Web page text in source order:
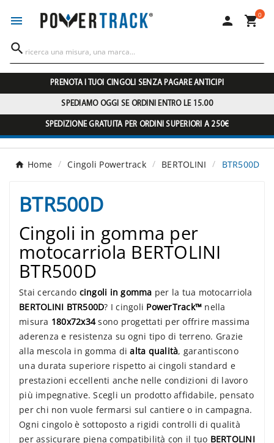
  0

PRENOTA I TUOI CINGOLI SENZA PAGARE ANTICIPI
SPEDIAMO OGGI SE ORDINI ENTRO LE 15.00
SPEDIZIONE GRATUITA PER ORDINI SUPERIORI A 250€
Home Cingoli Powertrack BERTOLINI BTR500D
BTR500D
Cingoli in gomma per
motocarriola BERTOLINI
BTR500D
Stai cercando cingoli in gomma per la tua motocarriola
BERTOLINI BTR500D? I cingoli PowerTrack™ nella
misura 180x72x34sono progettati per offrire massima
aderenza e resistenza su ogni tipo di terreno. Grazie
alla mescola in gomma dialta qualità, garantiscono
una durata superiore rispetto ai cingoli standard e
prestazioni eccellenti anche nelle condizioni di lavoro
più impegnative. Scegli un prodotto affidabile, pensato
per chi non vuole fermarsi sul cantiere o in campagna.
Ogni cingolo è sottoposto a rigidi controlli di qualità
per assicurare piena compatibilità con il tuo BERTOLINI